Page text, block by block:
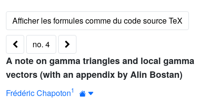
no. 4
A note on gamma triangles and local gamma
vectors (with an appendix by Alin Bostan)
Frédéric Chapoton1